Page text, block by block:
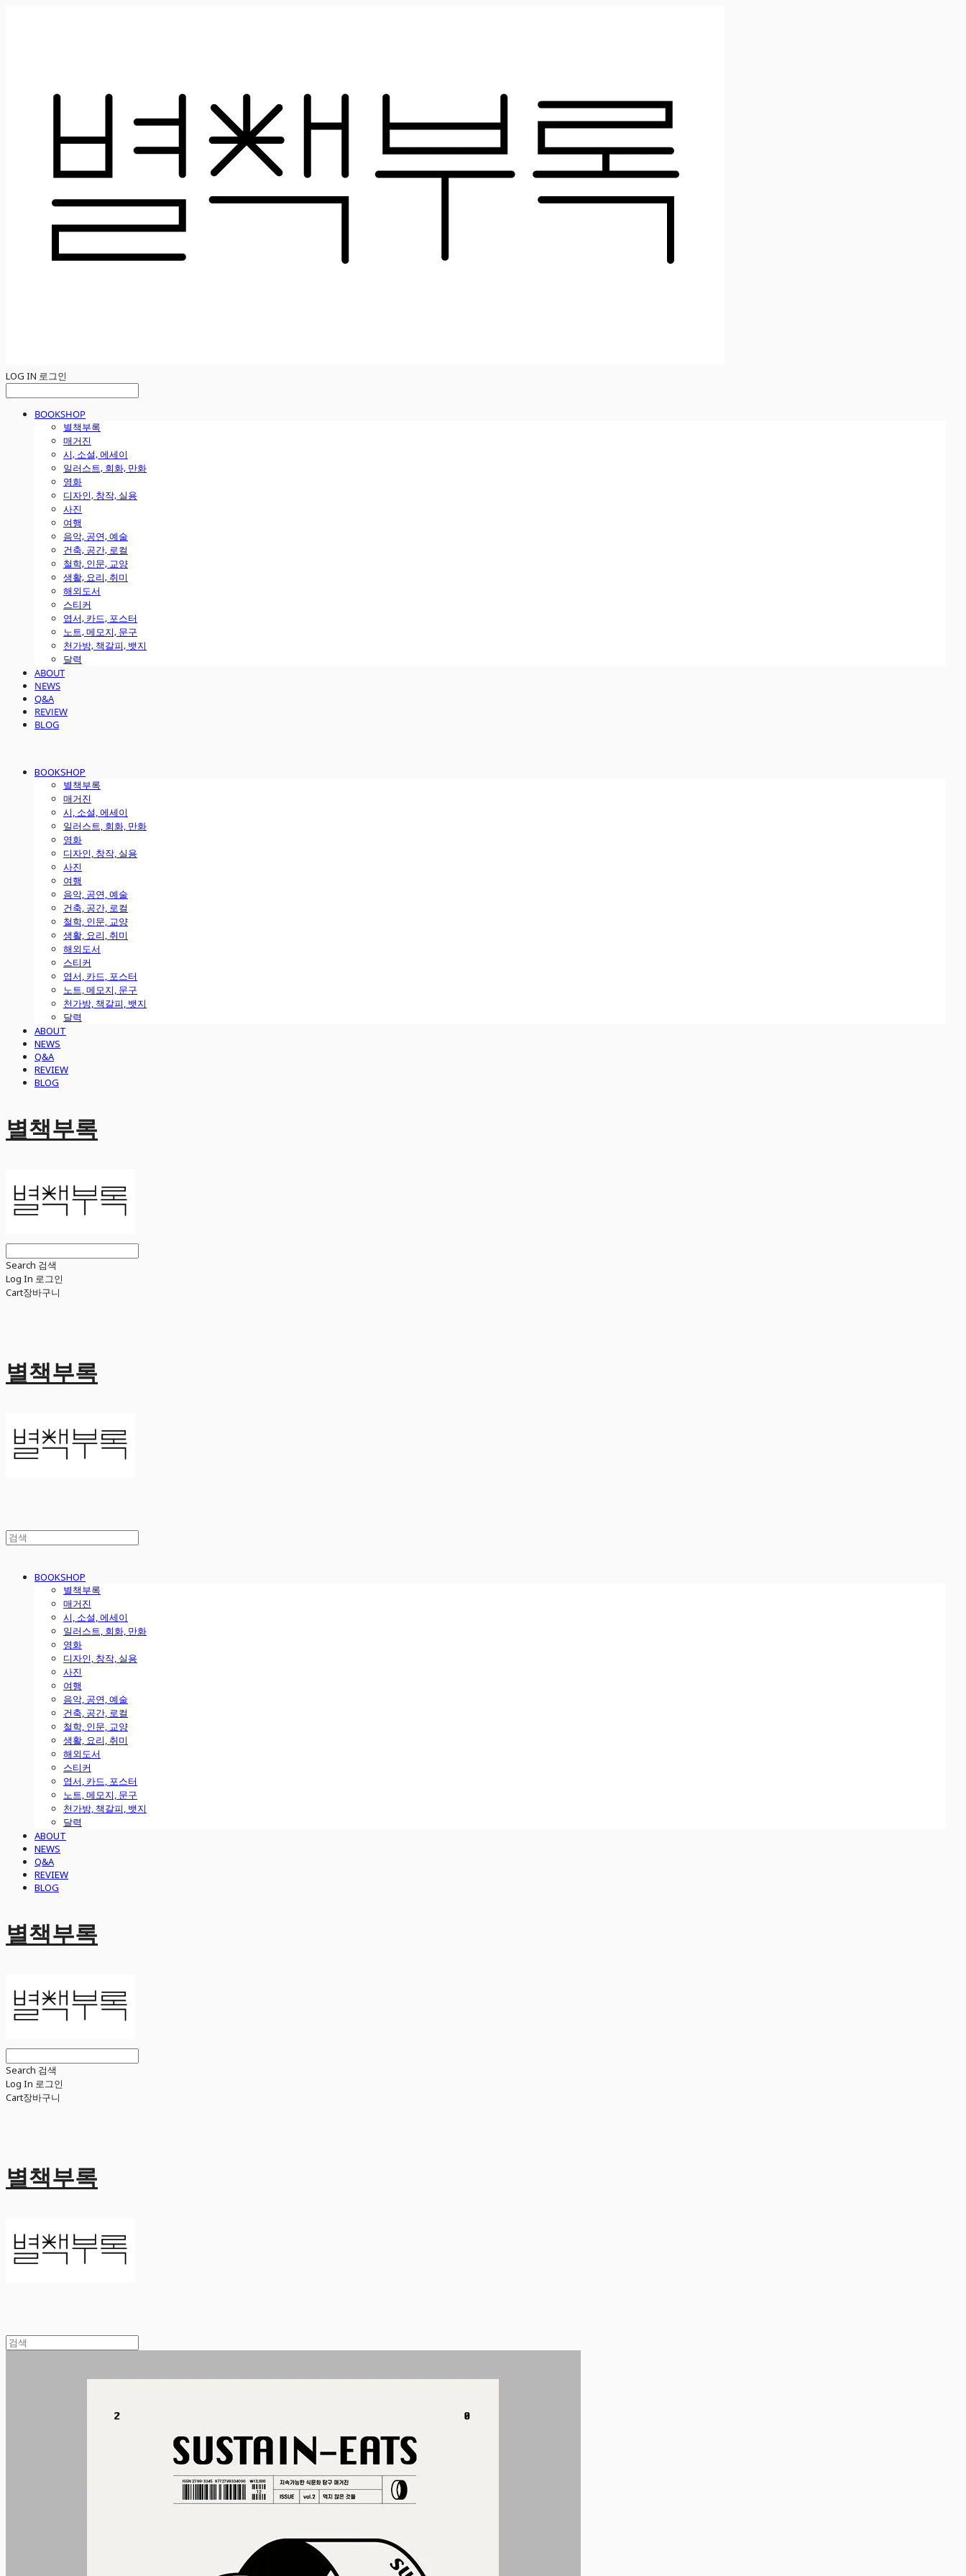
LOG IN 로그인
BOOKSHOP
별책부록
매거진
시, 소설, 에세이
일러스트, 회화, 만화
영화
디자인, 창작, 실용
사진
여행
음악, 공연, 예술
건축, 공간, 로컬
철학, 인문, 교양
생활, 요리, 취미
해외도서
스티커
엽서, 카드, 포스터
노트, 메모지, 문구
천가방, 책갈피, 뱃지
달력
ABOUT
NEWS
Q&A
REVIEW
BLOG
BOOKSHOP
별책부록
매거진
시, 소설, 에세이
일러스트, 회화, 만화
영화
디자인, 창작, 실용
사진
여행
음악, 공연, 예술
건축, 공간, 로컬
철학, 인문, 교양
생활, 요리, 취미
해외도서
스티커
엽서, 카드, 포스터
노트, 메모지, 문구
천가방, 책갈피, 뱃지
달력
ABOUT
NEWS
Q&A
REVIEW
BLOG
별책부록
Search 검색
Log In 로그인
Cart장바구니
별책부록
BOOKSHOP
별책부록
매거진
시, 소설, 에세이
일러스트, 회화, 만화
영화
디자인, 창작, 실용
사진
여행
음악, 공연, 예술
건축, 공간, 로컬
철학, 인문, 교양
생활, 요리, 취미
해외도서
스티커
엽서, 카드, 포스터
노트, 메모지, 문구
천가방, 책갈피, 뱃지
달력
ABOUT
NEWS
Q&A
REVIEW
BLOG
별책부록
Search 검색
Log In 로그인
Cart장바구니
별책부록